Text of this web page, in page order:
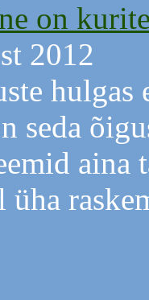
on
2012
hulgas
seda
aina
üha